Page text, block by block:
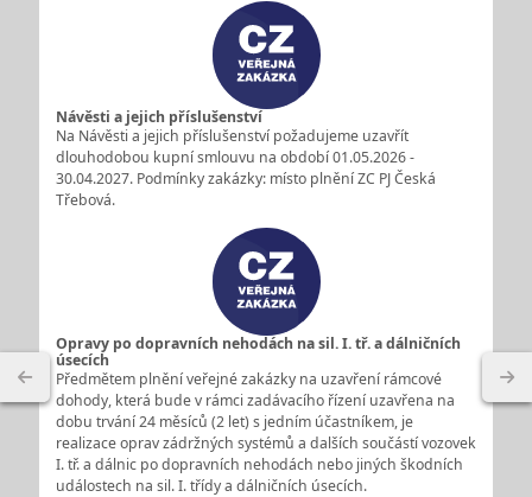
Návěsti a jejich příslušenství
Na Návěsti a jejich příslušenství požadujeme uzavřít
dlouhodobou kupní smlouvu na období 01.05.2026 -
30.04.2027. Podmínky zakázky: místo plnění ZC PJ Česká
Třebová.
Opravy po dopravních nehodách na sil. I. tř. a dálničních
úsecích
Předmětem plnění veřejné zakázky na uzavření rámcové
dohody, která bude v rámci zadávacího řízení uzavřena na
dobu trvání 24 měsíců (2 let) s jedním účastníkem, je
realizace oprav zádržných systémů a dalších součástí vozovek
I. tř. a dálnic po dopravních nehodách nebo jiných škodních
událostech na sil. I. třídy a dálničních úsecích.